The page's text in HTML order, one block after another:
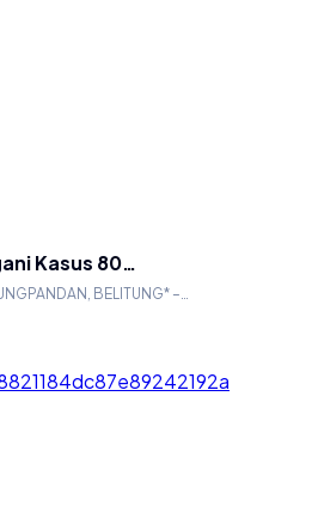
Kasus 80…
BELITUNG* –…